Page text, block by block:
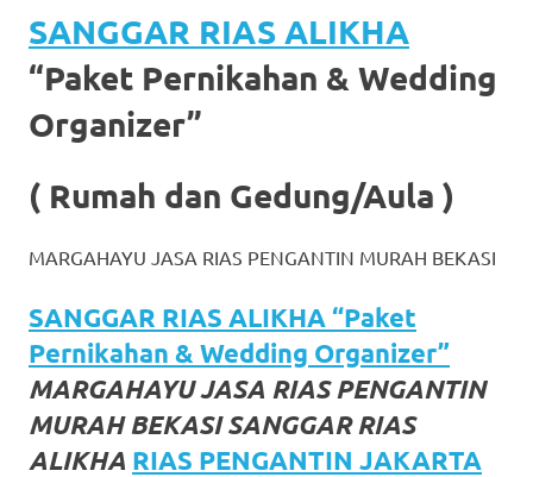
comment
here
replica
watches
favorite
replica
watches.
24
Hours
SANGGAR RIAS ALIKHA
“Paket Pernikahan & Wedding
Organizer”
( Rumah dan Gedung/Aula )
MARGAHAYU JASA RIAS PENGANTIN MURAH BEKASI
SANGGAR RIAS ALIKHA “Paket
Pernikahan & Wedding Organizer”
MARGAHAYU JASA RIAS PENGANTIN
MURAH BEKASI SANGGAR RIAS
ALIKHA RIAS PENGANTIN JAKARTA